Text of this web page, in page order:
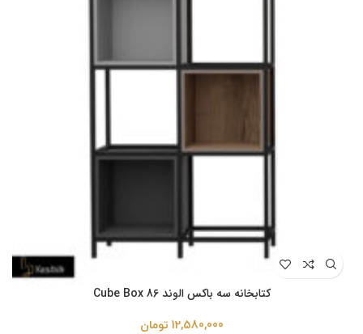
کتابخانه سه باکس الوند Cube Box 86
12,580,000 تومان